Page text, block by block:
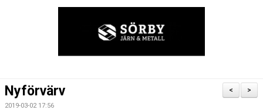
MATCHER
>
<
Nyförvärv
2019-03-02 17:56